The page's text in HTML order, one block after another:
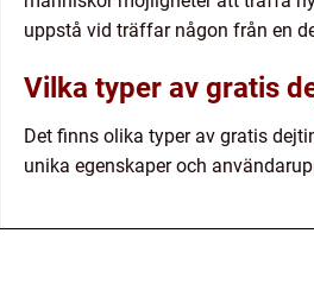
uppstå vid träffar någon från en
Vilka typer av gratis
Det finns olika typer av gratis
unika egenskaper och